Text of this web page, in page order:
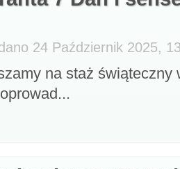
24 Październik 2025,
na staż świąteczny